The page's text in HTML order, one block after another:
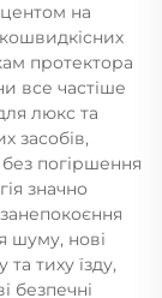
на
протектора
все частіше
люкс та
засобів,
погіршення
значно
шуму, нові
тиху їзду,
безпечні